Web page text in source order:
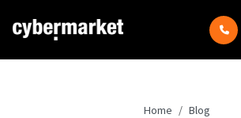
Home
Blog